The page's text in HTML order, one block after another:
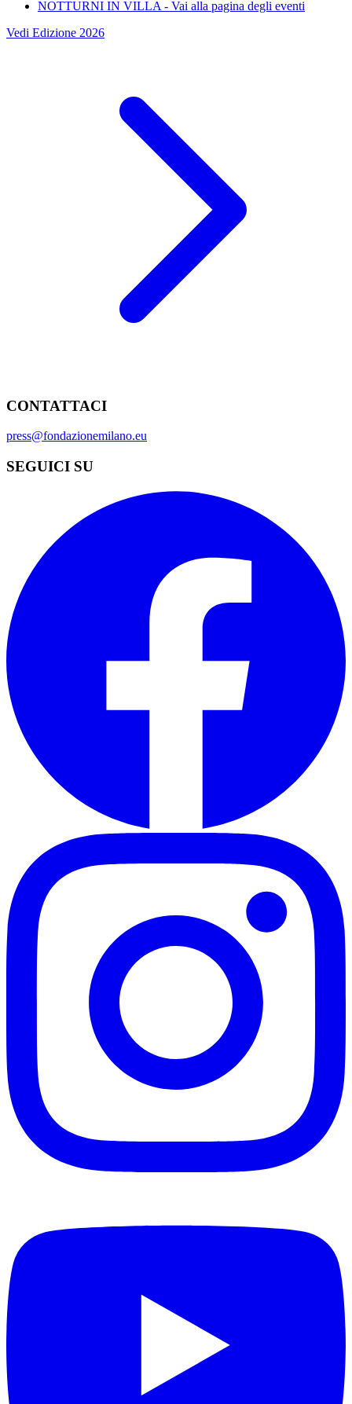
NOTTURNI IN VILLA - Vai alla pagina degli eventi
Vedi Edizione 2026
CONTATTACI
press@fondazionemilano.eu
SEGUICI SU